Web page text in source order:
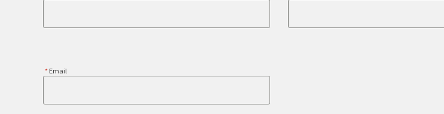
Email